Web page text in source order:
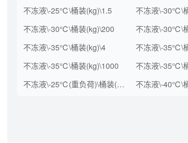
不冻液\-25℃\桶装(kg)\1.5 不冻液\-30℃\
不冻液\-30℃\桶装(kg)\200
不冻液\-30℃\
不冻液\-35℃\桶装(kg)\4
不冻液\-35℃\
不冻液\-35℃\桶装(kg)\1000
不冻液\-35℃\
不冻液\-25℃(重负荷)\桶装(kg)\200
不冻液\-40℃\